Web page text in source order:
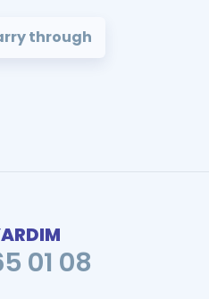
through
01 08